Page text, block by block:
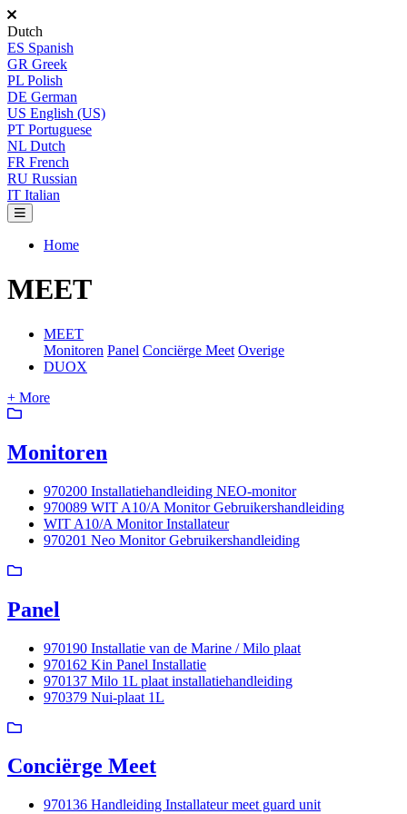
Dutch
ES Spanish
GR Greek
PL Polish
DE German
US English (US)
PT Portuguese
NL Dutch
FR French
RU Russian
IT Italian
Home
MEET
MEET
Monitoren Panel Conciërge Meet Overige
DUOX
+ More
Monitoren
970200 Installatiehandleiding NEO-monitor
970089 WIT A10/A Monitor Gebruikershandleiding
WIT A10/A Monitor Installateur
970201 Neo Monitor Gebruikershandleiding
Panel
970190 Installatie van de Marine / Milo plaat
970162 Kin Panel Installatie
970137 Milo 1L plaat installatiehandleiding
970379 Nui-plaat 1L
Conciërge Meet
970136 Handleiding Installateur meet guard unit